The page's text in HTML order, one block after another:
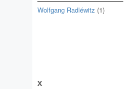
Wolfgang Radléwitz (1)
X